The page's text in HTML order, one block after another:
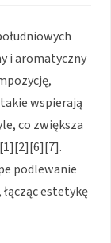
i aromatyczny
wspierają
co zwiększa
podlewanie
estetykę